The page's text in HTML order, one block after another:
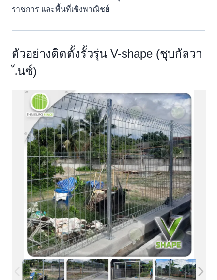
ราชการ และพื้นที่เชิงพาณิชย์
ตัวอย่างติดตั้งรั้วรุ่น V-shape (ชุบกัลวา
ไนซ์)